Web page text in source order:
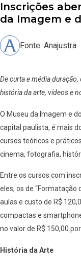
Inscrições
da Imagem e
Fonte: Anajustra
De curta e média
história da arte, vídeos e
O Museu da Imagem e
capital paulista, é mais
cursos teóricos e
cinema, fotografia,
Entre os cursos com
eles, os de “Formatação
aulas e custo de R$
compactas e
no valor de R$ 150,00
História da Arte